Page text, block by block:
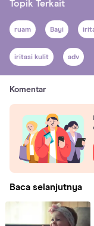
Topik Terkait
ruam Bayi
iritasi kulit adv
Komentar
Baca selanjutnya